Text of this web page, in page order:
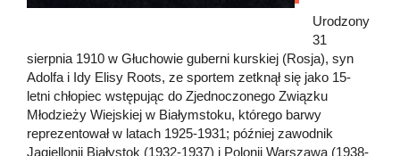
Urodzony
31
sierpnia 1910 w Głuchowie guberni kurskiej (Rosja), syn
Adolfa i Idy Elisy Roots, ze sportem zetknął się jako 15-
letni chłopiec wstępując do Zjednoczonego Związku
Młodzieży Wiejskiej w Białymstoku, którego barwy
reprezentował w latach 1925-1931; później zawodnik
Jagiellonii Białystok (1932-1937) i Polonii Warszawa (1938-